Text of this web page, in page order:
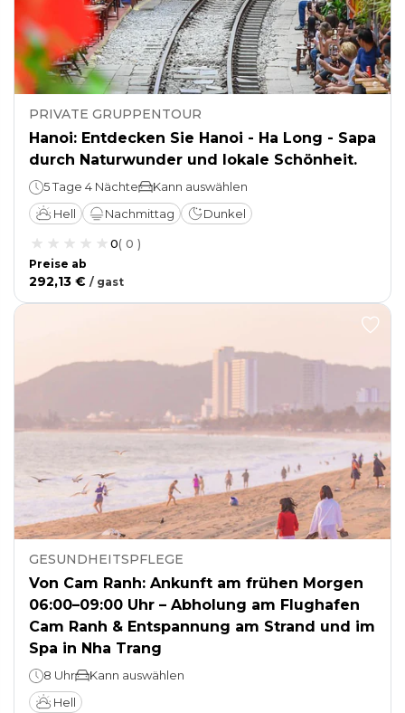
PRIVATE GRUPPENTOUR
Hanoi: Entdecken Sie Hanoi - Ha Long - Sapa
durch Naturwunder und lokale Schönheit.
5 Tage 4 Nächte
Kann auswählen
Hell
Nachmittag Dunkel
0( 0 )
Preise ab
292,13 € / gast
GESUNDHEITSPFLEGE
Von Cam Ranh: Ankunft am frühen Morgen
06:00–09:00 Uhr – Abholung am Flughafen
Cam Ranh & Entspannung am Strand und im
Spa in Nha Trang
8 Uhr
Kann auswählen
Hell